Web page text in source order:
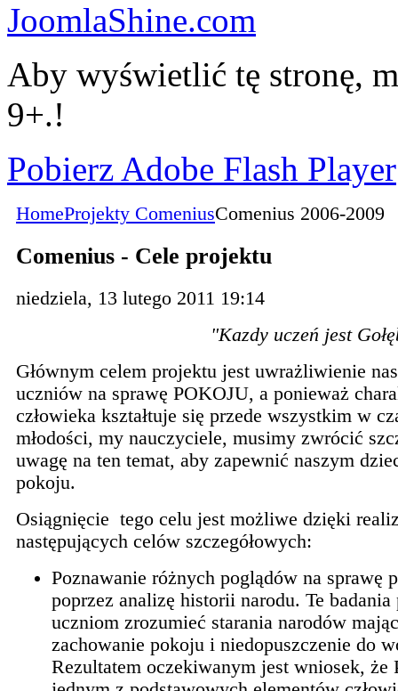
JoomlaShine.com
Aby wyświetlić tę stronę,
9+.!
Pobierz Adobe Flash Player
HomeProjekty ComeniusComenius 2006-2009
Comenius - Cele projektu
niedziela, 13 lutego 2011 19:14
"Kazdy uczeń jest
Głównym celem projektu jest uwrażliwienie
uczniów na sprawę POKOJU, a ponieważ
człowieka kształtuje się przede wszystkim w
młodości, my nauczyciele, musimy zwrócić
uwagę na ten temat, aby zapewnić naszym
pokoju.
Osiągnięcie tego celu jest możliwe dzięki
następujących celów szczegółowych:
Poznawanie różnych poglądów na sprawę
poprzez analizę historii narodu. Te badania
uczniom zrozumieć starania narodów
zachowanie pokoju i niedopuszczenie do
Rezultatem oczekiwanym jest wniosek, że